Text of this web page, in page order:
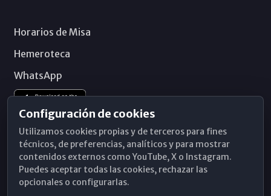
Horarios de Misa
Hemeroteca
WhatsApp
Configuración de cookies
Utilizamos cookies propias y de terceros para fines
técnicos, de preferencias, analíticos y para mostrar
contenidos externos como YouTube, X o Instagram.
Puedes aceptar todas las cookies, rechazar las
opcionales o configurarlas.